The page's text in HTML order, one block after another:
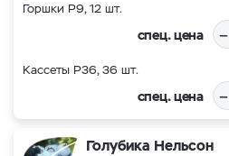
Горшки Р9, 12 шт.
спец. цена –
Кассеты Р36, 36 шт.
спец. цена –
Голубика Нельсон